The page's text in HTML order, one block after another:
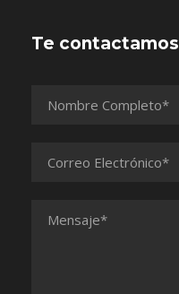
Te contactamos